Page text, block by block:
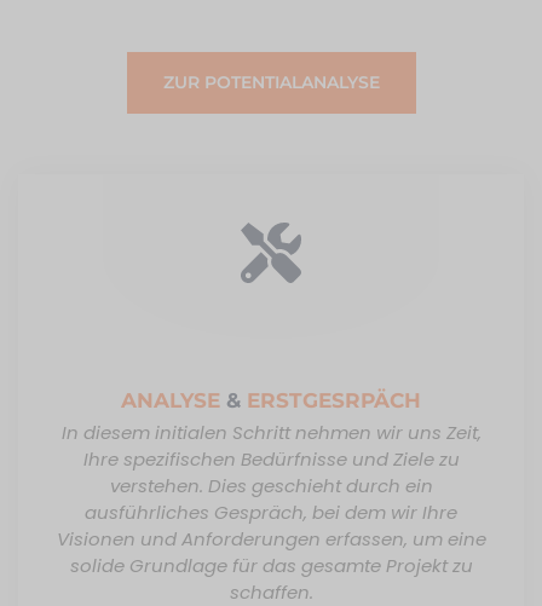
ZUR POTENTIALANALYSE
ANALYSE & ERSTGESRPÄCH
In diesem initialen Schritt nehmen wir uns Zeit,
Ihre spezifischen Bedürfnisse und Ziele zu
verstehen. Dies geschieht durch ein
ausführliches Gespräch, bei dem wir Ihre
Visionen und Anforderungen erfassen, um eine
solide Grundlage für das gesamte Projekt zu
schaffen.